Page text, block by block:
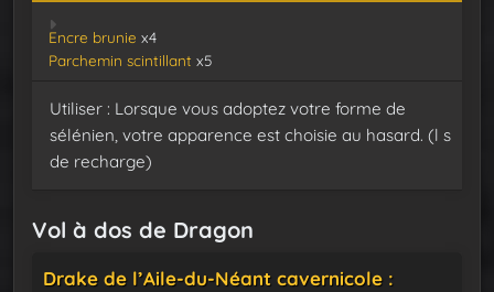
Encre brunie x4
Parchemin scintillant x5
Utiliser : Lorsque vous adoptez votre forme de
sélénien, votre apparence est choisie au hasard. (l s
de recharge)
Vol à dos de Dragon
Drake de l’Aile-du-Néant cavernicole :